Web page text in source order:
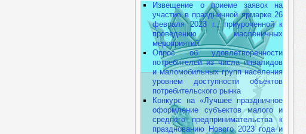
Извещение о приеме заявок на
участие в праздничной ярмарке 26
февраля 2023 г., приуроченной к
проведению масленичных
мероприятий
Опрос об удовлетворенности
потребителей из числа инвалидов
и маломобильных групп населения
уровнем доступности объектов
потребительского рынка
Конкурс на «Лучшее праздничное
оформление субъектов малого и
среднего предпринимательства к
празднованию Нового 2023 года и